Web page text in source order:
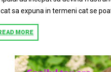
sa expuna in termeni cat se
MORE